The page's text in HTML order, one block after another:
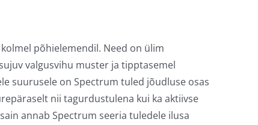
põhielemendil. Need on ülim
valgusvihu muster ja tipptasemel
suurusele on Spectrum tuled jõudluse osas
nii tagurdustulena kui ka aktiivse
annab Spectrum seeria tuledele ilusa